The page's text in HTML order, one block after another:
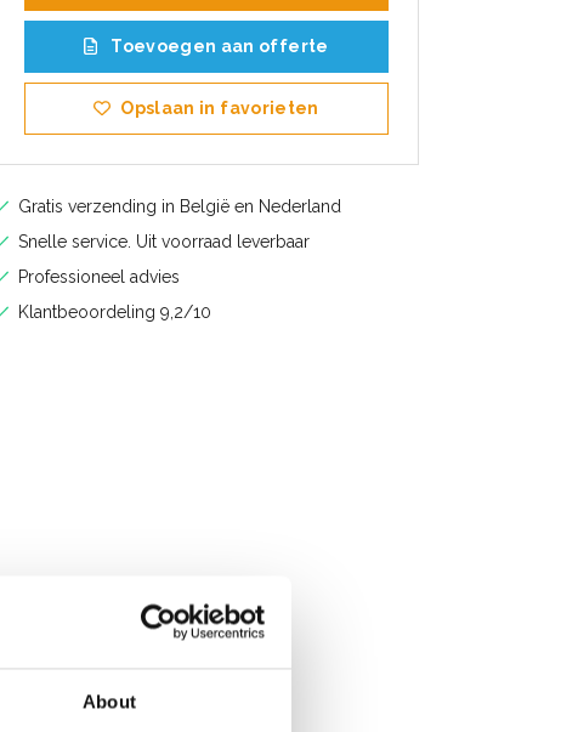
About
Toevoegen aan offerte
Opslaan in favorieten
Gratis verzending in België en Nederland
Snelle service. Uit voorraad leverbaar
Professioneel advies
Klantbeoordeling 9,2/10